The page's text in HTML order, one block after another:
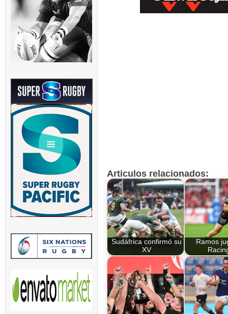
Articulos relacionados:
Sudáfrica confirmó su
XV
Ramos